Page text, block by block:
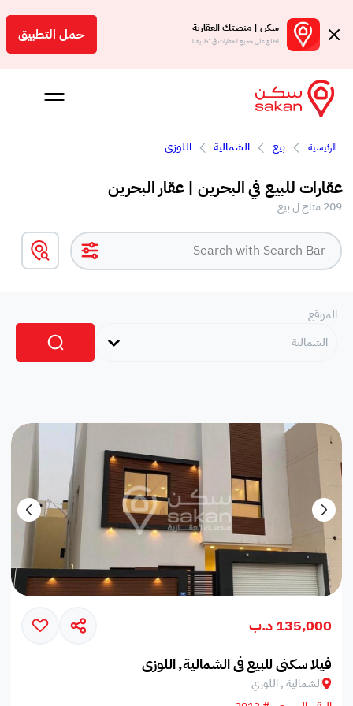
سكن | منصتك العقارية
اطلع على جميع العقارات في تطبيقنا حمل التطبيق
بالعمولة
الرئيسية بيع الشمالية اللوزي
عقارات للبيع في البحرين | عقار البحرين
209 متاح ل بيع
الموقع
الشمالية
135,000 د.ب
فيلا سكني للبيع في الشمالية, اللوزي
الشمالية , اللوزي